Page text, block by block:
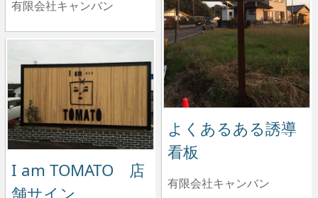
有限会社キャンバン
よくあるある誘導
看板
有限会社キャンバン
I am TOMATO 店
舗サイン